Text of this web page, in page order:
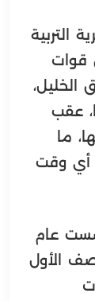
التربية
قوات
الخليل،
عقب
ما
أي وقت
عام
الصف الأول